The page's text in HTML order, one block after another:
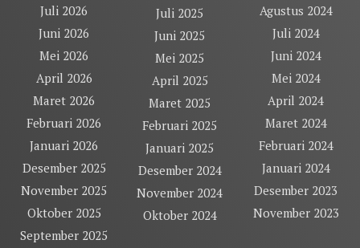
Juli 2026
Juni 2026
Mei 2026
April 2026
Maret 2026
Februari 2026
Januari 2026
Desember 2025
November 2025
Oktober 2025
September 2025
Juli 2025
Juni 2025
Mei 2025
April 2025
Maret 2025
Februari 2025
Januari 2025
Desember 2024
November 2024
Oktober 2024
Agustus 2024
Juli 2024
Juni 2024
Mei 2024
April 2024
Maret 2024
Februari 2024
Januari 2024
Desember 2023
November 2023